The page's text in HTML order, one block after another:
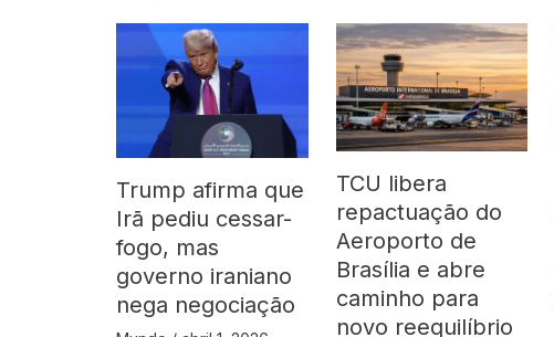
Trump afirma que
Irã pediu cessar-
fogo, mas
governo iraniano
nega negociação
TCU libera
repactuação do
Aeroporto de
Brasília e abre
caminho para
novo reequilíbrio